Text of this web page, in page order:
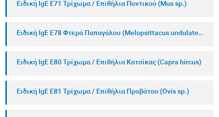
Ειδική IgE E71 Τρίχωμα / Επιθήλια Ποντικού (Mus sp.)
Ειδική IgE E78 Φτερά Παπαγάλου (Melopsittacus undulates)
Ειδική IgE E80 Τρίχωμα / Επιθήλια Κατσίκας (Capra hircus)
Ειδική IgE E81 Τρίχωμα / Επιθήλια Προβάτου (Ovis sp.)